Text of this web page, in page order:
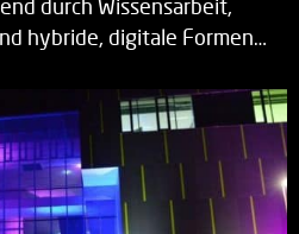
durch Wissensarbeit,
hybride, digitale Formen…